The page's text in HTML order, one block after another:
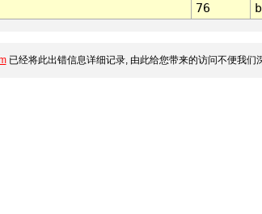
76
已经将此出错信息详细记录, 由此给您带来的访问不便我们